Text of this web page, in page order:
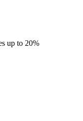
up to 20%